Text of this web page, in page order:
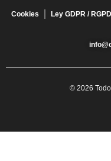
Cookies Ley GDPR / RGPD
© 2026